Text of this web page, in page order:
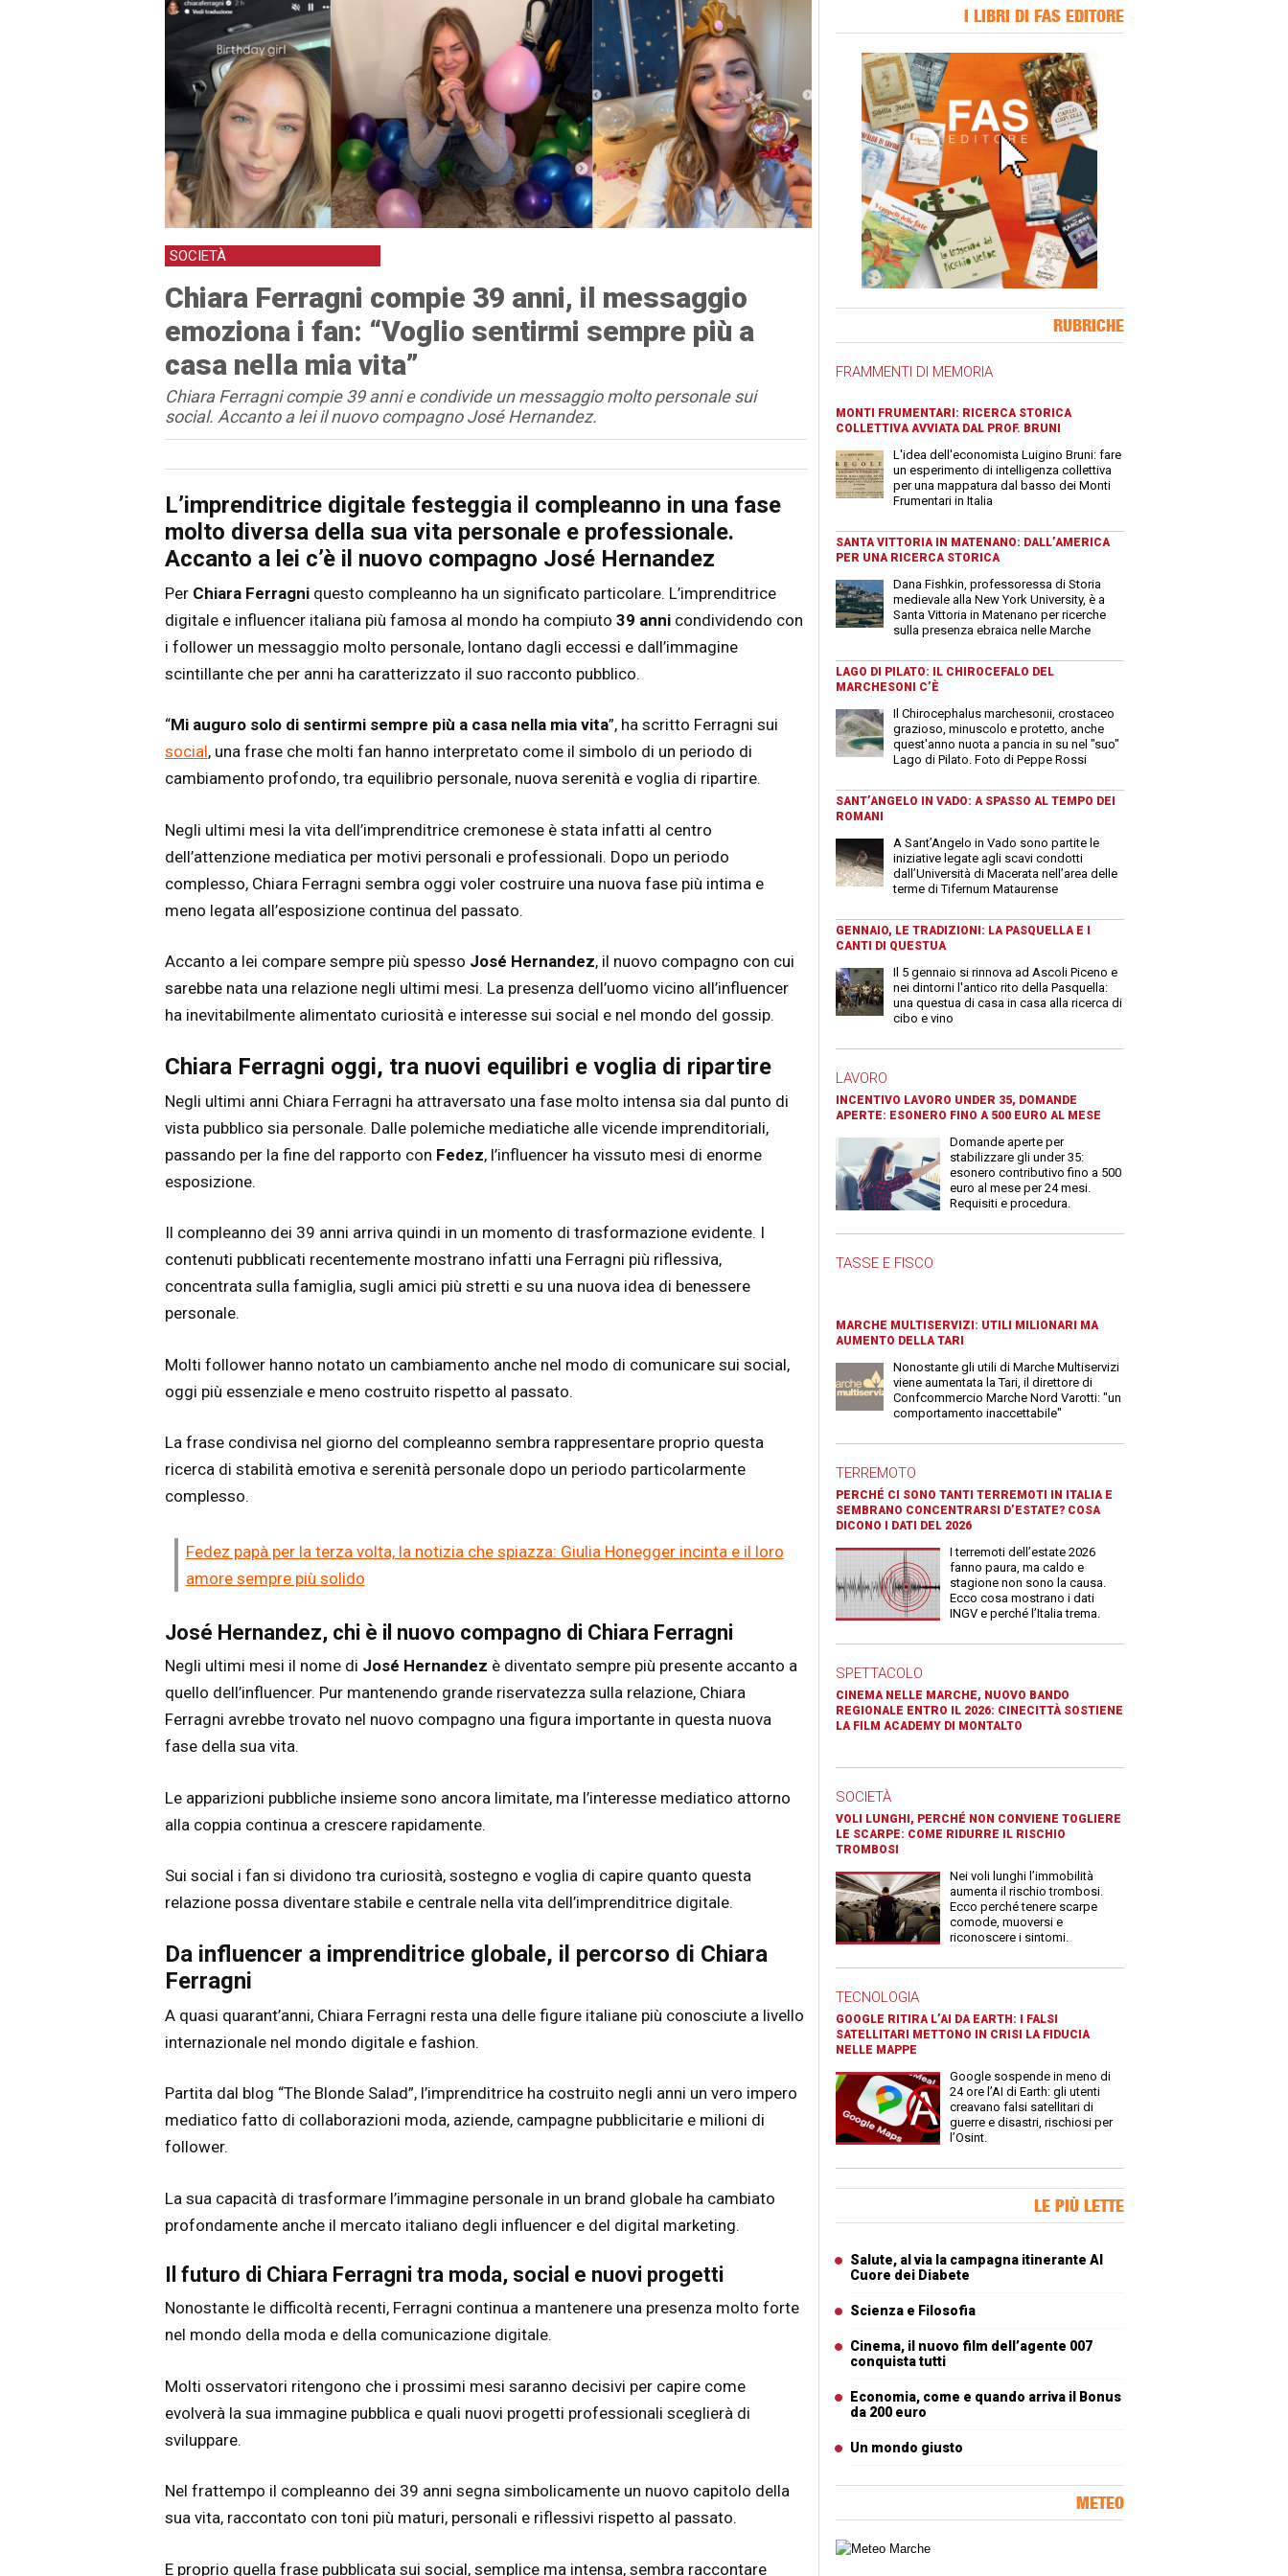
SOCIETÀ
Chiara Ferragni compie 39 anni, il messaggio
emoziona i fan: “Voglio sentirmi sempre più a
casa nella mia vita”
Chiara Ferragni compie 39 anni e condivide un messaggio molto personale sui
social. Accanto a lei il nuovo compagno José Hernandez.
Articolo
Testo articolo principale
L’imprenditrice digitale festeggia il compleanno in una fase
molto diversa della sua vita personale e professionale.
Accanto a lei c’è il nuovo compagno José Hernandez
Per Chiara Ferragniquesto compleanno ha un significato particolare. L’imprenditrice
digitale e influencer italiana più famosa al mondo ha compiuto 39 annicondividendo con
i follower un messaggio molto personale, lontano dagli eccessi e dall’immagine
scintillante che per anni ha caratterizzato il suo racconto pubblico.
“Mi auguro solo di sentirmi sempre più a casa nella mia vita”, ha scritto Ferragni sui
social, una frase che molti fan hanno interpretato come il simbolo di un periodo di
cambiamento profondo, tra equilibrio personale, nuova serenità e voglia di ripartire.
Negli ultimi mesi la vita dell’imprenditrice cremonese è stata infatti al centro
dell’attenzione mediatica per motivi personali e professionali. Dopo un periodo
complesso, Chiara Ferragni sembra oggi voler costruire una nuova fase più intima e
meno legata all’esposizione continua del passato.
Accanto a lei compare sempre più spesso José Hernandez, il nuovo compagno con cui
sarebbe nata una relazione negli ultimi mesi. La presenza dell’uomo vicino all’influencer
ha inevitabilmente alimentato curiosità e interesse sui social e nel mondo del gossip.
Chiara Ferragni oggi, tra nuovi equilibri e voglia di ripartire
Negli ultimi anni Chiara Ferragni ha attraversato una fase molto intensa sia dal punto di
vista pubblico sia personale. Dalle polemiche mediatiche alle vicende imprenditoriali,
passando per la fine del rapporto con Fedez, l’influencer ha vissuto mesi di enorme
esposizione.
Il compleanno dei 39 anni arriva quindi in un momento di trasformazione evidente. I
contenuti pubblicati recentemente mostrano infatti una Ferragni più riflessiva,
concentrata sulla famiglia, sugli amici più stretti e su una nuova idea di benessere
personale.
Molti follower hanno notato un cambiamento anche nel modo di comunicare sui social,
oggi più essenziale e meno costruito rispetto al passato.
La frase condivisa nel giorno del compleanno sembra rappresentare proprio questa
ricerca di stabilità emotiva e serenità personale dopo un periodo particolarmente
complesso.
Fedez papà per la terza volta, la notizia che spiazza: Giulia Honegger incinta e il loro
amore sempre più solido
José Hernandez, chi è il nuovo compagno di Chiara Ferragni
Negli ultimi mesi il nome di José Hernandez è diventato sempre più presente accanto a
quello dell’influencer. Pur mantenendo grande riservatezza sulla relazione, Chiara
Ferragni avrebbe trovato nel nuovo compagno una figura importante in questa nuova
fase della sua vita.
Le apparizioni pubbliche insieme sono ancora limitate, ma l’interesse mediatico attorno
alla coppia continua a crescere rapidamente.
Sui social i fan si dividono tra curiosità, sostegno e voglia di capire quanto questa
relazione possa diventare stabile e centrale nella vita dell’imprenditrice digitale.
Da influencer a imprenditrice globale, il percorso di Chiara
Ferragni
A quasi quarant’anni, Chiara Ferragni resta una delle figure italiane più conosciute a livello
internazionale nel mondo digitale e fashion.
Partita dal blog “The Blonde Salad”, l’imprenditrice ha costruito negli anni un vero impero
mediatico fatto di collaborazioni moda, aziende, campagne pubblicitarie e milioni di
follower.
La sua capacità di trasformare l’immagine personale in un brand globale ha cambiato
profondamente anche il mercato italiano degli influencer e del digital marketing.
Il futuro di Chiara Ferragni tra moda, social e nuovi progetti
Nonostante le difficoltà recenti, Ferragni continua a mantenere una presenza molto forte
nel mondo della moda e della comunicazione digitale.
Molti osservatori ritengono che i prossimi mesi saranno decisivi per capire come
evolverà la sua immagine pubblica e quali nuovi progetti professionali sceglierà di
sviluppare.
Nel frattempo il compleanno dei 39 anni segna simbolicamente un nuovo capitolo della
sua vita, raccontato con toni più maturi, personali e riflessivi rispetto al passato.
E proprio quella frase pubblicata sui social, semplice ma intensa, sembra raccontare
I LIBRI DI FAS EDITORE
RUBRICHE
FRAMMENTI DI MEMORIA
MONTI FRUMENTARI: RICERCA STORICA
COLLETTIVA AVVIATA DAL PROF. BRUNI
L'idea dell'economista Luigino Bruni: fare
un esperimento di intelligenza collettiva
per una mappatura dal basso dei Monti
Frumentari in Italia
SANTA VITTORIA IN MATENANO: DALL’AMERICA
PER UNA RICERCA STORICA
Dana Fishkin, professoressa di Storia
medievale alla New York University, è a
Santa Vittoria in Matenano per ricerche
sulla presenza ebraica nelle Marche
LAGO DI PILATO: IL CHIROCEFALO DEL
MARCHESONI C’È
Il Chirocephalus marchesonii, crostaceo
grazioso, minuscolo e protetto, anche
quest'anno nuota a pancia in su nel "suo"
Lago di Pilato. Foto di Peppe Rossi
SANT’ANGELO IN VADO: A SPASSO AL TEMPO DEI
ROMANI
A Sant’Angelo in Vado sono partite le
iniziative legate agli scavi condotti
dall’Università di Macerata nell’area delle
terme di Tifernum Mataurense
GENNAIO, LE TRADIZIONI: LA PASQUELLA E I
CANTI DI QUESTUA
Il 5 gennaio si rinnova ad Ascoli Piceno e
nei dintorni l'antico rito della Pasquella:
una questua di casa in casa alla ricerca di
cibo e vino
LAVORO
INCENTIVO LAVORO UNDER 35, DOMANDE
APERTE: ESONERO FINO A 500 EURO AL MESE
Domande aperte per
stabilizzare gli under 35:
esonero contributivo fino a 500
euro al mese per 24 mesi.
Requisiti e procedura.
TASSE E FISCO
MARCHE MULTISERVIZI: UTILI MILIONARI MA
AUMENTO DELLA TARI
Nonostante gli utili di Marche Multiservizi
viene aumentata la Tari, il direttore di
Confcommercio Marche Nord Varotti: "un
comportamento inaccettabile"
TERREMOTO
PERCHÉ CI SONO TANTI TERREMOTI IN ITALIA E
SEMBRANO CONCENTRARSI D’ESTATE? COSA
DICONO I DATI DEL 2026
I terremoti dell’estate 2026
fanno paura, ma caldo e
stagione non sono la causa.
Ecco cosa mostrano i dati
INGV e perché l’Italia trema.
SPETTACOLO
CINEMA NELLE MARCHE, NUOVO BANDO
REGIONALE ENTRO IL 2026: CINECITTÀ SOSTIENE
LA FILM ACADEMY DI MONTALTO
SOCIETÀ
VOLI LUNGHI, PERCHÉ NON CONVIENE TOGLIERE
LE SCARPE: COME RIDURRE IL RISCHIO
TROMBOSI
Nei voli lunghi l’immobilità
aumenta il rischio trombosi.
Ecco perché tenere scarpe
comode, muoversi e
riconoscere i sintomi.
TECNOLOGIA
GOOGLE RITIRA L’AI DA EARTH: I FALSI
SATELLITARI METTONO IN CRISI LA FIDUCIA
NELLE MAPPE
Google sospende in meno di
24 ore l’AI di Earth: gli utenti
creavano falsi satellitari di
guerre e disastri, rischiosi per
l’Osint.
LE PIÙ LETTE
Salute, al via la campagna itinerante Al
Cuore dei Diabete
Scienza e Filosofia
Cinema, il nuovo film dell’agente 007
conquista tutti
Economia, come e quando arriva il Bonus
da 200 euro
Un mondo giusto
METEO
Carta meteorologica delle Marche